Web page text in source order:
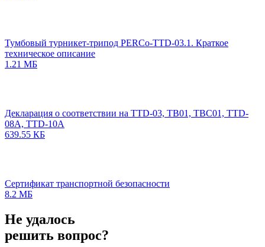
Тумбовый турникет-трипод PERCo-TTD-03.1. Краткое
техническое описание
1.21 МБ
Декларация о соответствии на TTD-03, TB01, TBC01, TTD-
08A, TTD-10A
639.55 КБ
Сертификат транспортной безопасности
8.2 МБ
Не удалось
решить вопрос?